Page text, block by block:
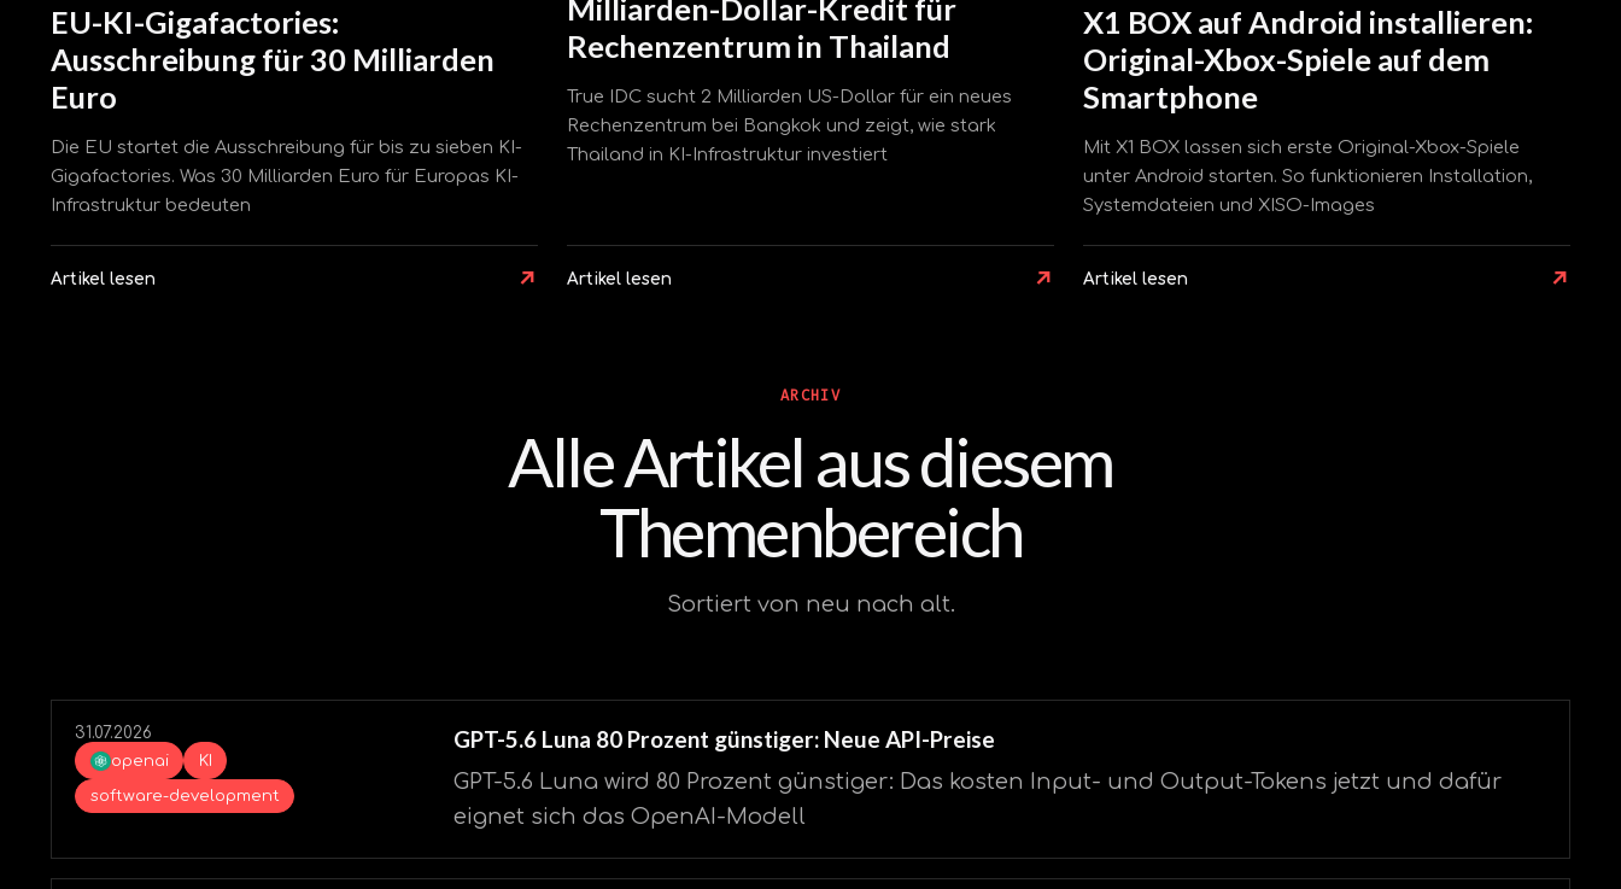
EU-KI-Gigafactories:
Ausschreibung für 30 Milliarden
Euro
Die EU startet die Ausschreibung für bis zu sieben KI-
Gigafactories. Was 30 Milliarden Euro für Europas KI-
Infrastruktur bedeuten
Artikel lesen ↗
Milliarden-Dollar-Kredit für
Rechenzentrum in Thailand
True IDC sucht 2 Milliarden US-Dollar für ein neues
Rechenzentrum bei Bangkok und zeigt, wie stark
Thailand in KI-Infrastruktur investiert
Artikel lesen ↗
X1 BOX auf Android installieren:
Original-Xbox-Spiele auf dem
Smartphone
Mit X1 BOX lassen sich erste Original-Xbox-Spiele
unter Android starten. So funktionieren Installation,
Systemdateien und XISO-Images
Artikel lesen ↗
ARCHIV
Alle Artikel aus diesem
Themenbereich
Sortiert von neu nach alt.
31.07.2026
openai
KI
software-development
GPT-5.6 Luna 80 Prozent günstiger: Neue API-Preise
GPT-5.6 Luna wird 80 Prozent günstiger: Das kosten Input- und Output-Tokens jetzt und dafür
eignet sich das OpenAI-Modell